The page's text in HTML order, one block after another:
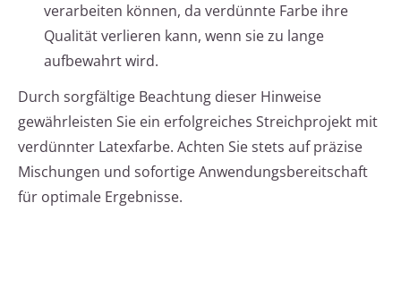
verarbeiten können, da verdünnte Farbe ihre
Qualität verlieren kann, wenn sie zu lange
aufbewahrt wird.
Durch sorgfältige Beachtung dieser Hinweise
gewährleisten Sie ein erfolgreiches Streichprojekt mit
verdünnter Latexfarbe. Achten Sie stets auf präzise
Mischungen und sofortige Anwendungsbereitschaft
für optimale Ergebnisse.